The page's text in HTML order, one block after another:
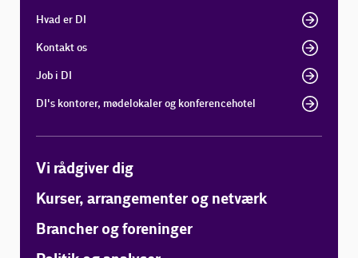
Hvad er DI
Kontakt os
Job i DI
DI's kontorer, mødelokaler og konferencehotel
Vi rådgiver dig
Kurser, arrangementer og netværk
Brancher og foreninger